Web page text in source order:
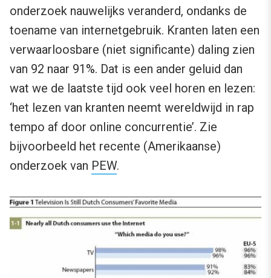
onderzoek nauwelijks veranderd, ondanks de
toename van internetgebruik. Kranten laten een
verwaarloosbare (niet significante) daling zien
van 92 naar 91%. Dat is een ander geluid dan
wat we de laatste tijd ook veel horen en lezen:
‘het lezen van kranten neemt wereldwijd in rap
tempo af door online concurrentie’. Zie
bijvoorbeeld het recente (Amerikaanse)
onderzoek van PEW.